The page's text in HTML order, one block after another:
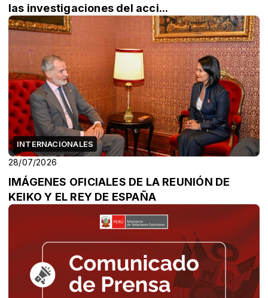
las investigaciones del acci...
INTERNACIONALES
28/07/2026
IMÁGENES OFICIALES DE LA REUNIÓN DE
KEIKO Y EL REY DE ESPAÑA